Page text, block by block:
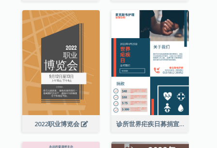
2022职业博览会 诊所世界疟疾日募捐宣传单张